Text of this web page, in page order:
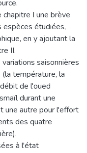
chapitre I une brève
étudiées,
en y ajoutant la
II.
saisonnières
température, la
de l'oued
durant une
une autre pour l'effort
des quatre
à l'état